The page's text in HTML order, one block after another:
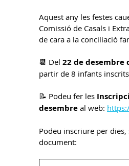
SC. Temps de migdia i acollides
Aquest any les festes
Comissió de Casals i
de cara a la conciliació
📆 Del 22 de desembre
partir de 8 infants
📝 Podeu fer les
desembre al web:
Podeu inscriure per
document: